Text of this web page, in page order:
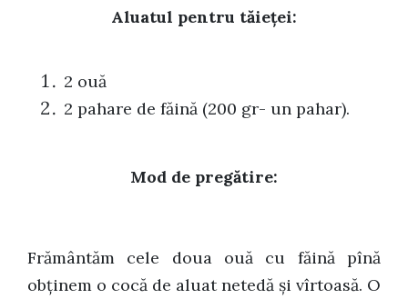
Aluatul pentru tăieței:
2 ouă
2 pahare de făină (200 gr- un pahar).
Mod de pregătire:
Frământăm cele doua ouă cu făină pînă
obținem o cocă de aluat netedă și vîrtoasă. O